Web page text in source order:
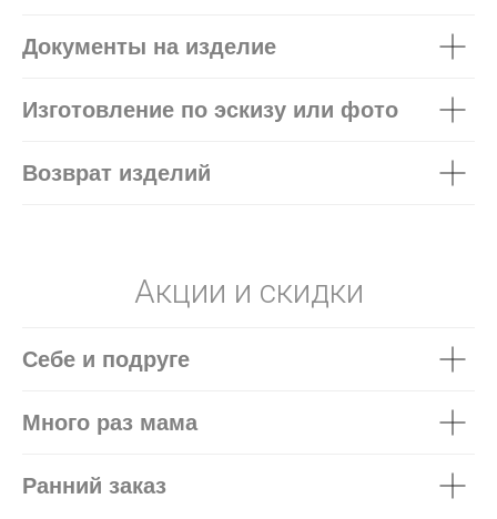
Документы на изделие
Изготовление по эскизу или фото
Возврат изделий
Акции и скидки
Себе и подруге
Много раз мама
Ранний заказ